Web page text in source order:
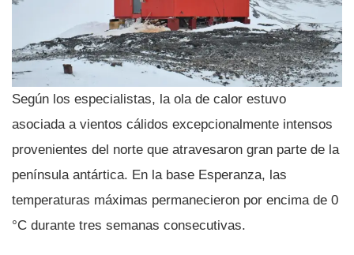
Según los especialistas, la ola de calor estuvo
asociada a vientos cálidos excepcionalmente intensos
provenientes del norte que atravesaron gran parte de la
península antártica. En la base Esperanza, las
temperaturas máximas permanecieron por encima de 0
°C durante tres semanas consecutivas.